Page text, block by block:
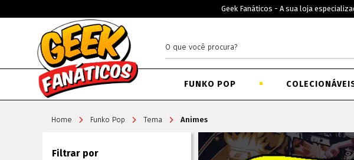
Geek Fanáticos - A sua loja
FUNKO POP
Home Funko Pop Tema Animes
Filtrar por